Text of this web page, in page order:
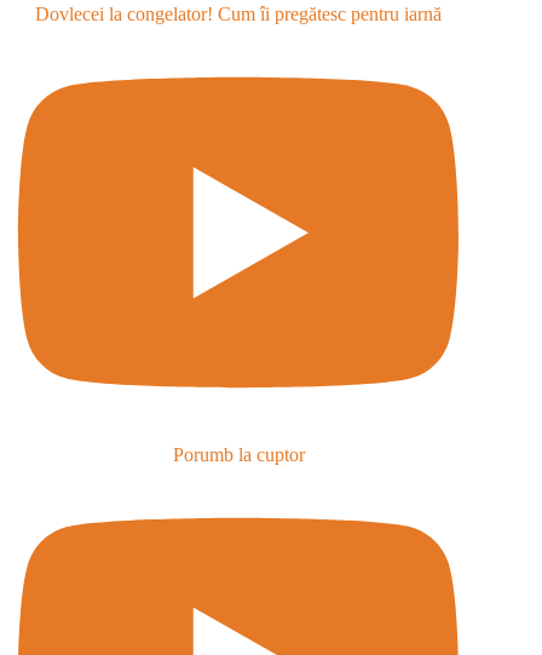
Dovlecei la congelator! Cum îi pregătesc pentru iarnă
Porumb la cuptor